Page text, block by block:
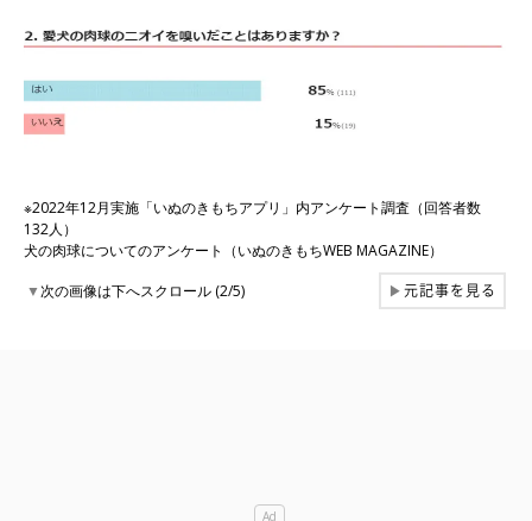
※2022年12月実施「いぬのきもちアプリ」内アンケート調査（回答者数
132人）
犬の肉球についてのアンケート（いぬのきもちWEB MAGAZINE）
▼次の画像は下へスクロール (2/5) ▶元記事を見る